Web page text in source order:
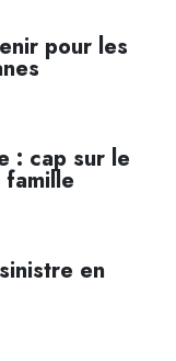
pour les
: cap sur le
en